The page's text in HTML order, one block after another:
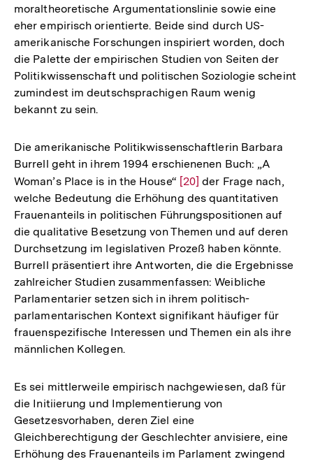
der
Fußnote
moraltheoretische Argumentationslinie sowie eine
eher empirisch orientierte. Beide sind durch US-
amerikanische Forschungen inspiriert worden, doch
die Palette der empirischen Studien von Seiten der
Politikwissenschaft und politischen Soziologie scheint
zumindest im deutschsprachigen Raum wenig
bekannt zu sein.
Die amerikanische Politikwissenschaftlerin Barbara
Burrell geht in ihrem 1994 erschienenen Buch: „A
Woman’s Place is in the House“ Zur
Auflösung
der
Fußnote
[20] der Frage nach,
welche Bedeutung die Erhöhung des quantitativen
Frauenanteils in politischen Führungspositionen auf
die qualitative Besetzung von Themen und auf deren
Durchsetzung im legislativen Prozeß haben könnte.
Burrell präsentiert ihre Antworten, die die Ergebnisse
zahlreicher Studien zusammenfassen: Weibliche
Parlamentarier setzen sich in ihrem politisch-
parlamentarischen Kontext signifikant häufiger für
frauenspezifische Interessen und Themen ein als ihre
männlichen Kollegen.
Es sei mittlerweile empirisch nachgewiesen, daß für
die Initiierung und Implementierung von
Gesetzesvorhaben, deren Ziel eine
Gleichberechtigung der Geschlechter anvisiere, eine
Erhöhung des Frauenanteils im Parlament zwingend